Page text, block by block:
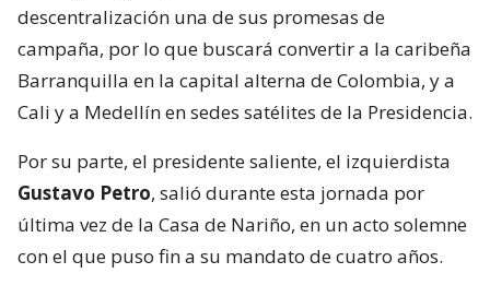
descentralización una de sus promesas de
campaña, por lo que buscará convertir a la caribeña
Barranquilla en la capital alterna de Colombia, y a
Cali y a Medellín en sedes satélites de la Presidencia.
Por su parte, el presidente saliente, el izquierdista
Gustavo Petro, salió durante esta jornada por
última vez de la Casa de Nariño, en un acto solemne
con el que puso fin a su mandato de cuatro años.